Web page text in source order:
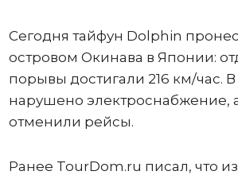
Сегодня тайфун Dolphin
островом Окинава в Японии:
порывы достигали 216 км/час.
нарушено электроснабжение,
отменили рейсы.
Ранее TourDom.ru писал, что